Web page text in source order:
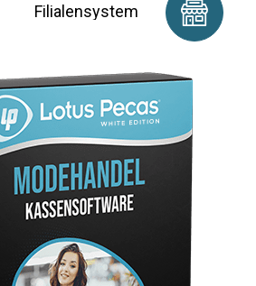
Filialensystem